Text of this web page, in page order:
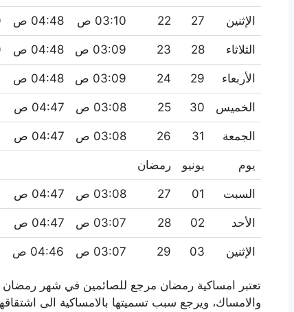
الإثنين 27
22 03:10 ص 04:48 ص
الثلاثاء 28
23 03:09 ص 04:48 ص
الأربعاء 29
24 03:09 ص 04:48 ص
الخميس 30
25 03:08 ص 04:47 ص
الجمعة 31
26 03:08 ص 04:47 ص
يوم يونيو رمضان
السبت 01
27 03:08 ص 04:47 ص
الأحد 02
28 03:07 ص 04:47 ص
الإثنين 03
29 03:07 ص 04:46 ص
تعتبر امساكية رمضان مرجع للصائمين في شهر رمضان
والامساك، ويرجع سبب تسميتها بالامساكية الى